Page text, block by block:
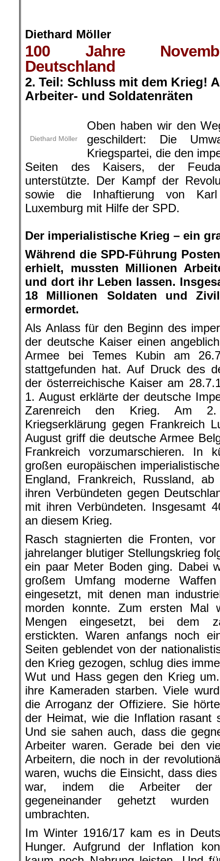
Diethard Möller
100 Jahre
Deutschland
2. Teil: Schluss mit dem Krieg!
Arbeiter- und Soldatenräten
Diethard Möller
Oben haben wir den
geschildert: Die
Kriegspartei, die den
Seiten des Kaisers, der
unterstützte. Der Kampf der
sowie die Inhaftierung von
Luxemburg mit Hilfe der SPD.
Der imperialistische Krieg – ein
Während die SPD-Führung
erhielt, mussten Millionen
und dort ihr Leben lassen.
18 Millionen Soldaten und
ermordet.
Als Anlass für den Beginn des
der deutsche Kaiser einen
Armee bei Temes Kubin am
stattgefunden hat. Auf Druck des
der österreichische Kaiser am
1. August erklärte der deutsche
Zarenreich den Krieg. Am
Kriegserklärung gegen Frankreich
August griff die deutsche Armee
Frankreich vorzumarschieren. In
großen europäischen
England, Frankreich, Russland,
ihren Verbündeten gegen
mit ihren Verbündeten. Insgesamt
an diesem Krieg.
Rasch stagnierten die Fronten,
jahrelanger blutiger Stellungskrieg
ein paar Meter Boden ging. Dabei
großem Umfang moderne
eingesetzt, mit denen man
morden konnte. Zum ersten Mal
Mengen eingesetzt, bei dem
erstickten. Waren anfangs noch
Seiten geblendet von der
den Krieg gezogen, schlug dies
Wut und Hass gegen den Krieg
ihre Kameraden starben. Viele
die Arroganz der Offiziere. Sie
der Heimat, wie die Inflation rasant
Und sie sahen auch, dass die
Arbeiter waren. Gerade bei den
Arbeitern, die noch in der
waren, wuchs die Einsicht, dass
war, indem die Arbeiter der
gegeneinander gehetzt
umbrachten.
Im Winter 1916/17 kam es in
Hunger. Aufgrund der Inflation